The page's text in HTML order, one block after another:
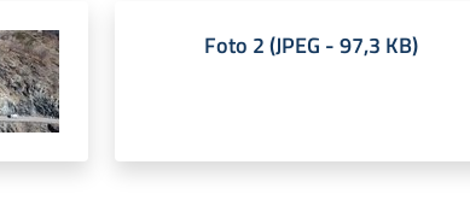
Foto 2(JPEG -97,3 KB)